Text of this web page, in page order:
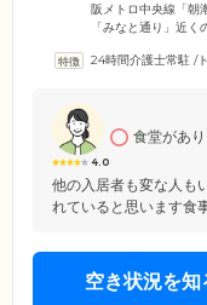
阪メトロ中央線「朝
「みなと通り」近
れのペースで、有意
うに楽しんでいただ
24時間介護士常駐 /
4.0
食堂があり
他の入居者も変な人も
れていると思います食
空き状況を知